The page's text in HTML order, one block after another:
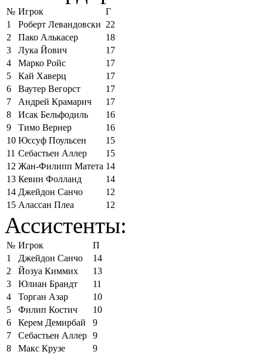
№ Игрок
Г
1
Роберт Левандовски 22
2
Пако Алькасер
18
3
Лука Йович
17
4
Марко Ройс
17
5
Кай Хаверц
17
6
Ваутер Вегорст
17
7
Андрей Крамарич
17
8
Исак Бельфодиль
16
9
Тимо Вернер
16
10 Юссуф Поульсен
15
11 Себастьен Аллер
15
12 Жан-Филипп Матета 14
13 Кевин Фолланд
14
14 Джейдон Санчо
12
15 Алассан Плеа 12
Ассистенты:
№ Игрок
П
1
Джейдон Санчо
14
2
Йозуа Киммих
13
3
Юлиан Брандт
11
4
Торган Азар
10
5
Филип Костич
10
6
Керем Демирбай
9
7
Себастьен Аллер 9
8
Макс Крузе
9